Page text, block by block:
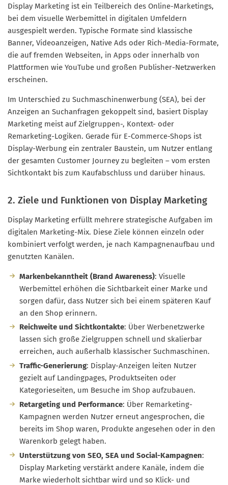
Display Marketing ist ein Teilbereich des Online-Marketings,
bei dem visuelle Werbemittel in digitalen Umfeldern
ausgespielt werden. Typische Formate sind klassische
Banner, Videoanzeigen, Native Ads oder Rich-Media-Formate,
die auf fremden Webseiten, in Apps oder innerhalb von
Plattformen wie YouTube und großen Publisher-Netzwerken
erscheinen.
Im Unterschied zu Suchmaschinenwerbung (SEA), bei der
Anzeigen an Suchanfragen gekoppelt sind, basiert Display
Marketing meist auf Zielgruppen-, Kontext- oder
Remarketing-Logiken. Gerade für E-Commerce-Shops ist
Display-Werbung ein zentraler Baustein, um Nutzer entlang
der gesamten Customer Journey zu begleiten – vom ersten
Sichtkontakt bis zum Kaufabschluss und darüber hinaus.
2. Ziele und Funktionen von Display Marketing
Display Marketing erfüllt mehrere strategische Aufgaben im
digitalen Marketing-Mix. Diese Ziele können einzeln oder
kombiniert verfolgt werden, je nach Kampagnenaufbau und
genutzten Kanälen.
Markenbekanntheit (Brand Awareness): Visuelle
Werbemittel erhöhen die Sichtbarkeit einer Marke und
sorgen dafür, dass Nutzer sich bei einem späteren Kauf
an den Shop erinnern.
Reichweite und Sichtkontakte: Über Werbenetzwerke
lassen sich große Zielgruppen schnell und skalierbar
erreichen, auch außerhalb klassischer Suchmaschinen.
Traffic-Generierung: Display-Anzeigen leiten Nutzer
gezielt auf Landingpages, Produktseiten oder
Kategorieseiten, um Besuche im Shop aufzubauen.
Retargeting und Performance: Über Remarketing-
Kampagnen werden Nutzer erneut angesprochen, die
bereits im Shop waren, Produkte angesehen oder in den
Warenkorb gelegt haben.
Unterstützung von SEO, SEA und Social-Kampagnen:
Display Marketing verstärkt andere Kanäle, indem die
Marke wiederholt sichtbar wird und so Klick- und